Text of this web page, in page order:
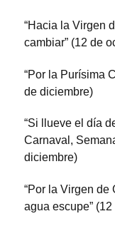
“Hacia la Virgen
cambiar” (12 de
“Por la Purísima
de diciembre)
“Si llueve el día
Carnaval,
diciembre)
“Por la Virgen de
agua escupe”